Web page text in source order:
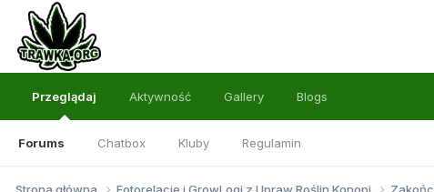
Przeglądaj
Forums Chatbox Kluby Regulamin
Aktywność Gallery Blogs